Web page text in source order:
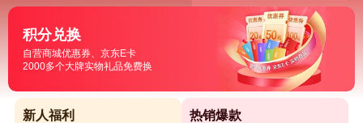
积分兑换
自营商城优惠券、京东E卡
2000多个大牌实物礼品免费换
新人福利 热销爆款